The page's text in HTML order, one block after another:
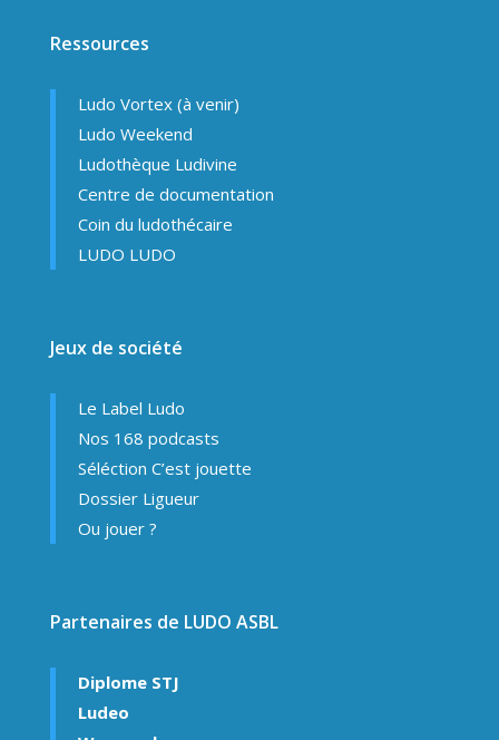
Ressources
Ludo Vortex (à venir)
Ludo Weekend
Ludothèque Ludivine
Centre de documentation
Coin du ludothécaire
LUDO LUDO
Jeux de société
Le Label Ludo
Nos 168 podcasts
Séléction C’est jouette
Dossier Ligueur
Ou jouer ?
Partenaires de LUDO ASBL
Diplome STJ
Ludeo